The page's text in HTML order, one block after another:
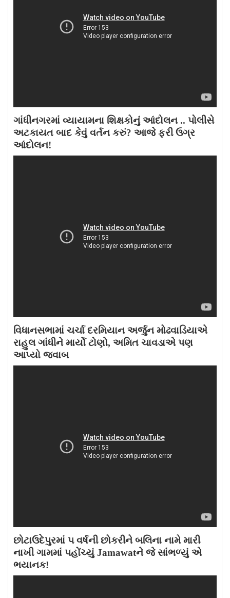
ગાંધીનગરમાં વ્યાયામના શિક્ષકોનું આંદોલન .. પોલીસે
અટકાયત બાદ કેવું વર્તન કરું? આજે ફરી ઉગ્ર
આંદોલન!
વિધાનસભામાં ચર્ચા દરમિયાન અર્જુન મોઢવાડિયાએ
રાહુલ ગાંધીને માર્યો ટોણો, અમિત ચાવડાએ પણ
આપ્યો જવાબ
છોટાઉદેપુરમાં ૫ વર્ષની છોકરીને બલિના નામે મારી
નાખી ગામમાં પહોંચ્યું Jamawatને જે સાંભળ્યું એ
ભયાનક!